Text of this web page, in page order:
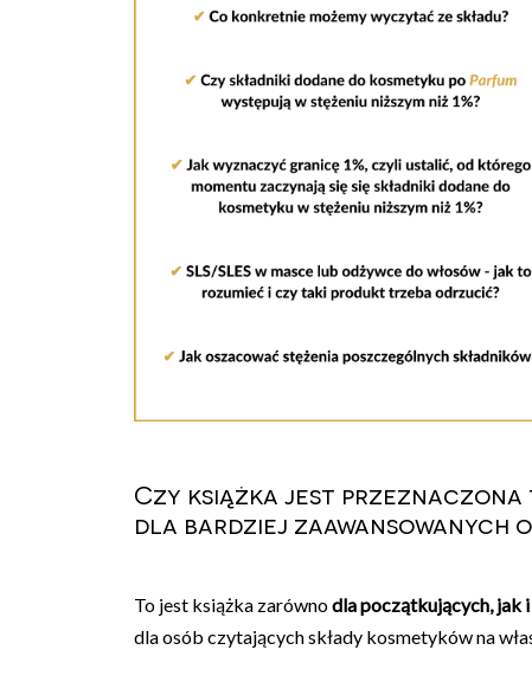
Czy książka jest
dla bardziej zaawansowanych
To jest książka zarównodla początkujących, jak
dla osób czytających składy kosmetyków na